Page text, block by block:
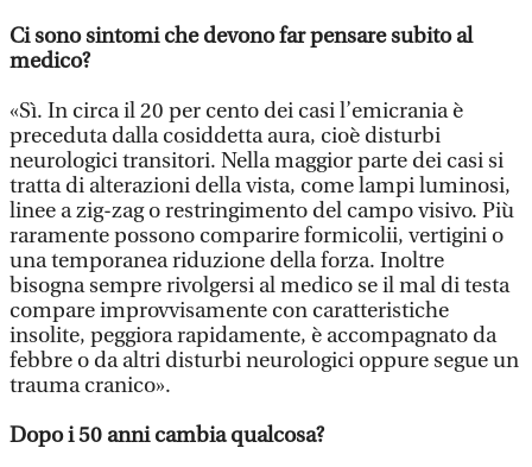
Ci sono sintomi che devono far pensare subito al
medico?
«Sì. In circa il 20 per cento dei casi l’emicrania è
preceduta dalla cosiddetta aura, cioè disturbi
neurologici transitori. Nella maggior parte dei casi si
tratta di alterazioni della vista, come lampi luminosi,
linee a zig-zag o restringimento del campo visivo. Più
raramente possono comparire formicolii, vertigini o
una temporanea riduzione della forza. Inoltre
bisogna sempre rivolgersi al medico se il mal di testa
compare improvvisamente con caratteristiche
insolite, peggiora rapidamente, è accompagnato da
febbre o da altri disturbi neurologici oppure segue un
trauma cranico».
Dopo i 50 anni cambia qualcosa?